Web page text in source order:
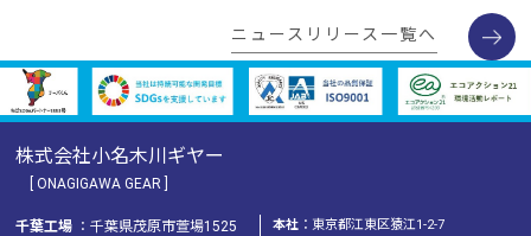
ニュースリリース一覧へ
株式会社小名木川ギヤー
[ ONAGIGAWA GEAR ]
千葉工場 ：千葉県茂原市萱場1525 本社：東京都江東区猿江1-2-7